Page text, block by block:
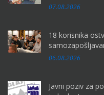
07.08.2026
18 korisnika
06.08.2026
Javni poziv za